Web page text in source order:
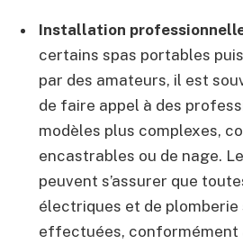
Installation
certains spas portables
par des amateurs, il est
de faire appel à des
modèles plus complexes,
encastrables ou de nage.
peuvent s’assurer que
électriques et de
effectuées, conformément